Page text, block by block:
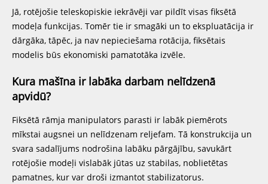
Jā, rotējošie teleskopiskie iekrāvēji var pildīt visas fiksētā
modeļa funkcijas. Tomēr tie ir smagāki un to ekspluatācija ir
dārgāka, tāpēc, ja nav nepieciešama rotācija, fiksētais
modelis būs ekonomiski pamatotāka izvēle.
Kura mašīna ir labāka darbam nelīdzenā
apvidū?
Fiksētā rāmja manipulators parasti ir labāk piemērots
mīkstai augsnei un nelīdzenam reljefam. Tā konstrukcija un
svara sadalījums nodrošina labāku pārgājību, savukārt
rotējošie modeļi vislabāk jūtas uz stabilas, noblietētas
pamatnes, kur var droši izmantot stabilizatorus.